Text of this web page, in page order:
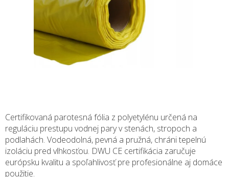
Certifikovaná parotesná fólia z polyetylénu určená na
reguláciu prestupu vodnej pary v stenách, stropoch a
podlahách. Vodeodolná, pevná a pružná, chráni tepelnú
izoláciu pred vlhkosťou. DWU CE certifikácia zaručuje
európsku kvalitu a spoľahlivosť pre profesionálne aj domáce
použitie.